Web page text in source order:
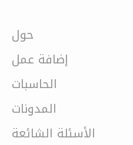
حول
إضافة عمل
الحاسبات
المدونات
الأسئلة الشائعة